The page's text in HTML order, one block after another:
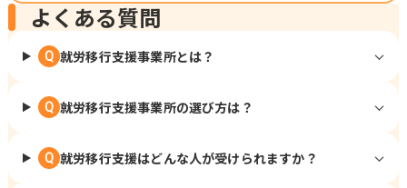
よくある質問
Q 就労移行支援事業所とは？
Q 就労移行支援事業所の選び方は？
Q 就労移行支援はどんな人が受けられますか？